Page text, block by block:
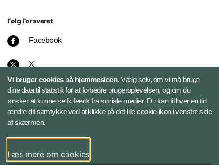
Følg Forsvaret
Facebook
X
Instagram
Bluesky
LinkedIn
Vi bruger cookies på hjemmesiden.Vælg selv, om vi må bruge
dine data til statistik for at forbedre brugeroplevelsen, og om du
ønsker at kunne se fx feeds fra sociale medier. Du kan til hver en tid
ændre dit samtykke ved at klikke på det lille cookie-ikon i venstre side
af skærmen.
Læs mere om cookies